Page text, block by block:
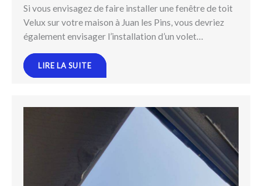
Si vous envisagez de faire installer une fenêtre de toit
Velux sur votre maison à Juan les Pins, vous devriez
également envisager l’installation d’un volet…
LIRE LA SUITE